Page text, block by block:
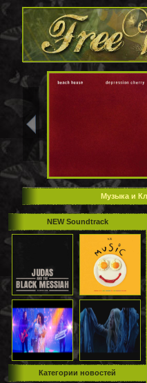
Музыка и
NEW Soundtrack
Категории новостей